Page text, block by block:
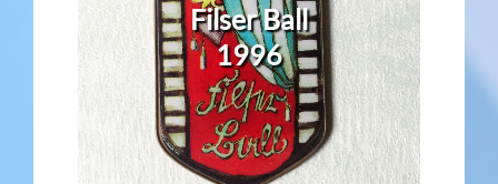
Filser Ball
1996